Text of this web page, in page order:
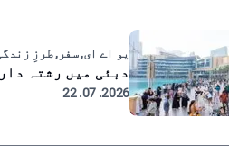
یو اے ای, سفر, طرزِ
دبئی میں رشتہ
2026. 07. 22